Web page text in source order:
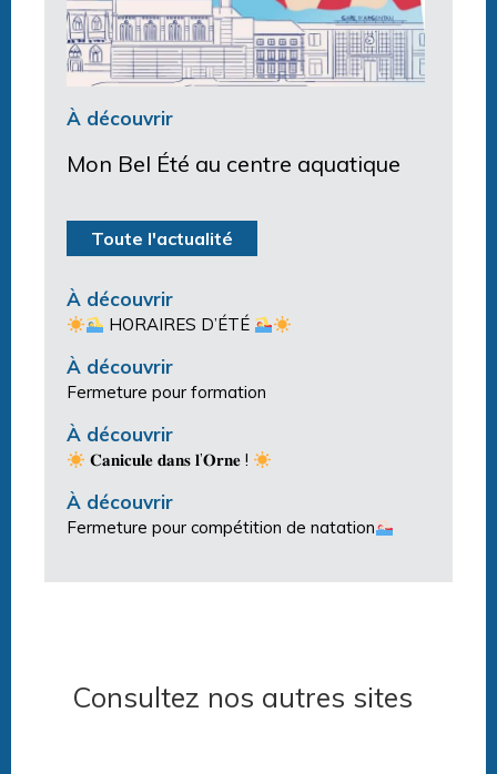
À découvrir
Mon Bel Été au centre aquatique
Toute l'actualité
À découvrir
HORAIRES D’ÉTÉ
À découvrir
Fermeture pour formation
À découvrir
𝐂𝐚𝐧𝐢𝐜𝐮𝐥𝐞 𝐝𝐚𝐧𝐬 𝐥’𝐎𝐫𝐧𝐞 !
À découvrir
Fermeture pour compétition de natation
Consultez nos autres sites